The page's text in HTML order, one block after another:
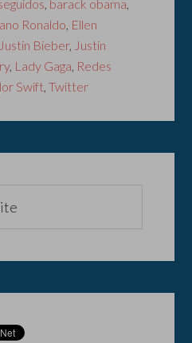
barack obama
Ronaldo Ellen
Justin Bieber, Justin
, Lady Gaga Redes
Swift ,Twitter